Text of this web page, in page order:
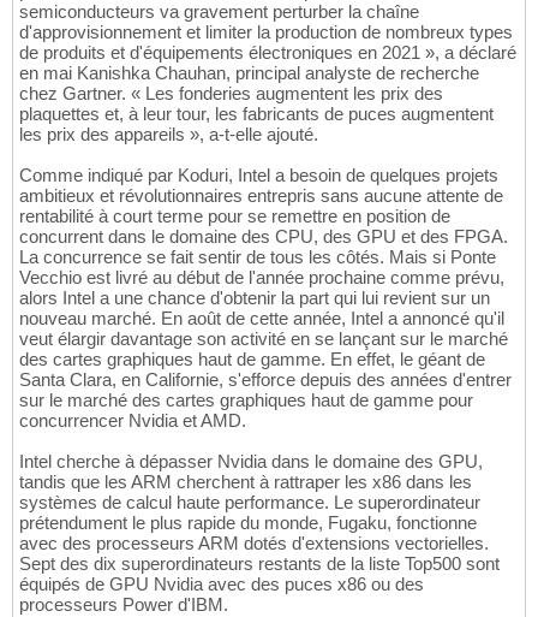
semiconducteurs va gravement perturber la chaîne
d'approvisionnement et limiter la production de nombreux types
de produits et d'équipements électroniques en 2021 », a déclaré
en mai Kanishka Chauhan, principal analyste de recherche
chez Gartner. « Les fonderies augmentent les prix des
plaquettes et, à leur tour, les fabricants de puces augmentent
les prix des appareils », a-t-elle ajouté.
Comme indiqué par Koduri, Intel a besoin de quelques projets
ambitieux et révolutionnaires entrepris sans aucune attente de
rentabilité à court terme pour se remettre en position de
concurrent dans le domaine des CPU, des GPU et des FPGA.
La concurrence se fait sentir de tous les côtés. Mais si Ponte
Vecchio est livré au début de l'année prochaine comme prévu,
alors Intel a une chance d'obtenir la part qui lui revient sur un
nouveau marché. En août de cette année, Intel a annoncé qu'il
veut élargir davantage son activité en se lançant sur le marché
des cartes graphiques haut de gamme. En effet, le géant de
Santa Clara, en Californie, s'efforce depuis des années d'entrer
sur le marché des cartes graphiques haut de gamme pour
concurrencer Nvidia et AMD.
Intel cherche à dépasser Nvidia dans le domaine des GPU,
tandis que les ARM cherchent à rattraper les x86 dans les
systèmes de calcul haute performance. Le superordinateur
prétendument le plus rapide du monde, Fugaku, fonctionne
avec des processeurs ARM dotés d'extensions vectorielles.
Sept des dix superordinateurs restants de la liste Top500 sont
équipés de GPU Nvidia avec des puces x86 ou des
processeurs Power d'IBM.